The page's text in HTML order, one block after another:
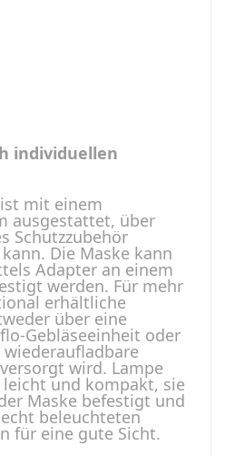
individuellen
mit einem
ausgestattet, über
Schutzzubehör
Die Maske kann
Adapter an einem
werden. Für mehr
erhältliche
über eine
Gebläseeinheit oder
wird. Lampe
und kompakt, sie
Maske befestigt und
beleuchteten
für eine gute Sicht.